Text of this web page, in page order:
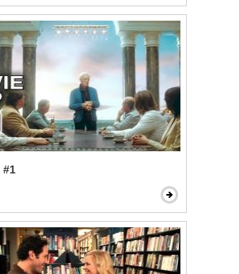
- #1